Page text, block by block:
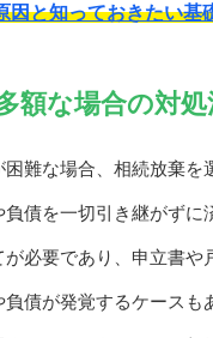
因と知っておきたい基
額な場合の対処
難な場合、相続放棄を
債を一切引き継がずに
必要であり、申立書や
債が発覚するケース